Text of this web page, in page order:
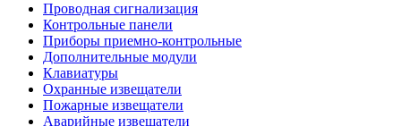
Проводная сигнализация
Контрольные панели
Приборы приемно-контрольные
Дополнительные модули
Клавиатуры
Охранные извещатели
Пожарные извещатели
Аварийные извещатели